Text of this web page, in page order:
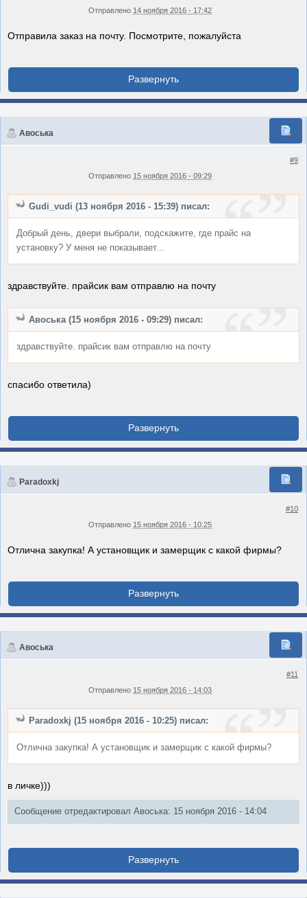
Отправлено 14 ноября 2016 - 17:42
Отправила заказ на почту. Посмотрите, пожалуйста
Авоська
#9
Отправлено 15 ноября 2016 - 09:29
Gudi_vudi (13 ноября 2016 - 15:39) писал:
Добрый день, двери выбрали, подскажите, где прайс на
установку? У меня не показывает...
здравствуйте. прайсик вам отправлю на почту
Авоська (15 ноября 2016 - 09:29) писал:
здравствуйте. прайсик вам отправлю на почту
спасибо ответила)
Paradoxkj
#10
Отправлено 15 ноября 2016 - 10:25
Отлична закупка! А установщик и замерщик с какой фирмы?
Авоська
#11
Отправлено 15 ноября 2016 - 14:03
Paradoxkj (15 ноября 2016 - 10:25) писал:
Отлична закупка! А установщик и замерщик с какой фирмы?
в личке)))
Сообщение отредактировал Авоська: 15 ноября 2016 - 14:04